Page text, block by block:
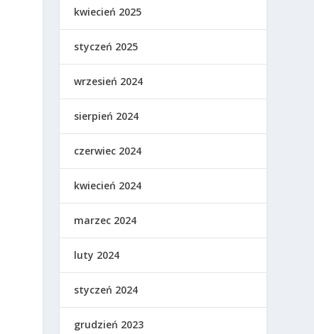
kwiecień 2025
styczeń 2025
wrzesień 2024
sierpień 2024
czerwiec 2024
kwiecień 2024
marzec 2024
luty 2024
styczeń 2024
grudzień 2023